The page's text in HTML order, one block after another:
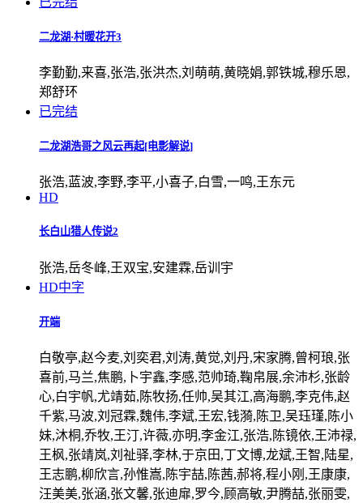
二龙湖·村暖花开3
李勤勤,来喜,张浩,张洪杰,刘萌萌,黄晓娟,郭铁城,穆乐恩,
郑舒环
已完结
二龙湖浩哥之风云再起[电影解说]
张浩,蓝波,李野,李平,小喜子,白雪,一鸣,王东元
HD
长白山猎人传说2
张浩,岳冬峰,王双宝,安建霖,岳训宇
HD中字
开端
白敬亭,赵今麦,刘奕君,刘涛,黄觉,刘丹,宋家腾,曾柯琅,张
喜前,马兰,焦鹏,卜宇鑫,李感,范帅琦,鞠帛展,余沛杉,张龄
心,白宇帆,尤靖茹,陈牧扬,任帅,吴其江,高海鹏,李克伟,赵
千紫,马波,刘冠霖,魏伟,李斌,王宏,钱漪,陈卫,吴珏瑾,陈小
妹,沐桐,乔牧,王汀,许薇,亦明,李金江,张浩,陈镜依,王沛禄,
王枫,张靖岚,刘祉驿,李林,于京田,丁文博,龙斌,王智,陆星,
王志鹏,柳欣言,孙惟嵩,陈宇喆,陈茜,郝将,程小刚,王康康,
汪美美,张涵,张文馨,张迪扉,罗今,顾高敏,尹腾喆,张丽雯,